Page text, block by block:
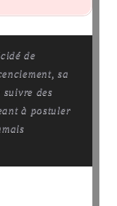
de
sa
des
à postuler